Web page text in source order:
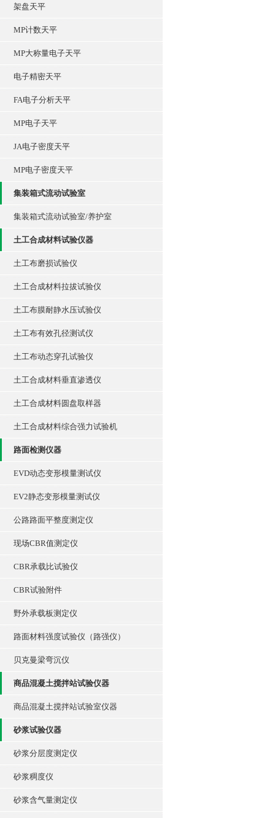
架盘天平
MP计数天平
MP大称量电子天平
电子精密天平
FA电子分析天平
MP电子天平
JA电子密度天平
MP电子密度天平
集装箱式流动试验室
集装箱式流动试验室/养护室
土工合成材料试验仪器
土工布磨损试验仪
土工合成材料拉拔试验仪
土工布膜耐静水压试验仪
土工布有效孔径测试仪
土工布动态穿孔试验仪
土工合成材料垂直渗透仪
土工合成材料圆盘取样器
土工合成材料综合强力试验机
路面检测仪器
EVD动态变形模量测试仪
EV2静态变形模量测试仪
公路路面平整度测定仪
现场CBR值测定仪
CBR承载比试验仪
CBR试验附件
野外承载板测定仪
路面材料强度试验仪（路强仪）
贝克曼梁弯沉仪
商品混凝土搅拌站试验仪器
商品混凝土搅拌站试验室仪器
砂浆试验仪器
砂浆分层度测定仪
砂浆稠度仪
砂浆含气量测定仪